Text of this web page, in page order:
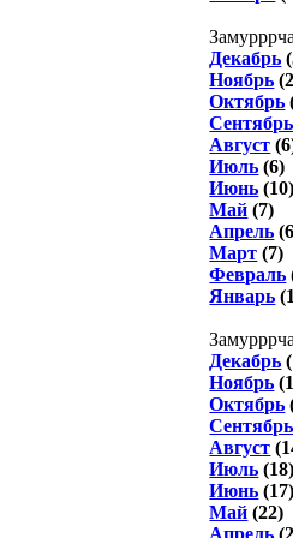
Декабрь
Ноябрь
Октябрь
Сентябрь
Август
Июль (6)
Июнь (10)
Май (7)
Апрель
Март (7)
Февраль
Январь
Декабрь
Ноябрь
Октябрь
Сентябрь
Август
Июль (18)
Июнь (17)
Май (22)